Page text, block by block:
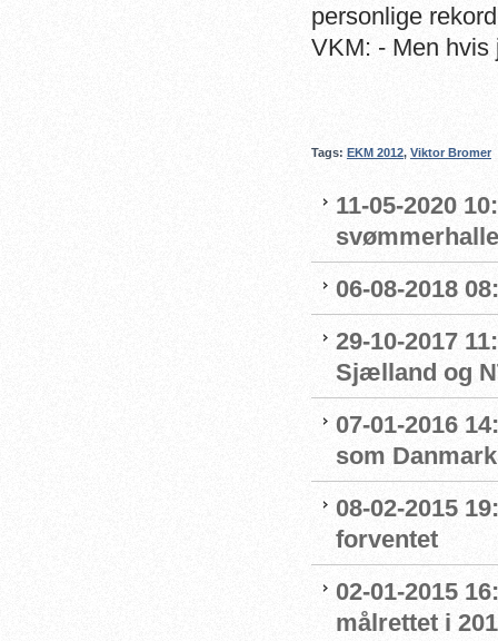
personlige
VKM: - Men
Tags: EKM 2012, Viktor Bromer
11-05-2020
06-08-2018
29-10-2017
Sjælland og
07-01-2016
som
08-02-2015
forventet
02-01-2015
målrettet i